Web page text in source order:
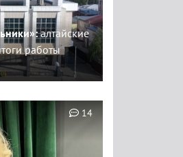
алтайские
работы
14